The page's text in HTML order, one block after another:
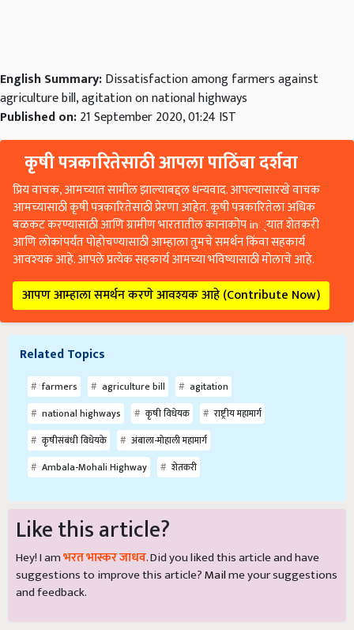
English Summary:Dissatisfaction among farmers against
agriculture bill, agitation on national highways
Published on:21 September 2020, 01:24 IST
कृषी पत्रकारितेसाठी आपला पाठिंबा दर्शवा
प्रिय वाचक, आमच्यात सामील झाल्याबद्दल धन्यवाद. आपल्यासारखे वाचक
आमच्यासाठी कृषी पत्रकारितेसाठी प्रेरणा आहेत. कृषी पत्रकारितेला अधिक
बळकट करण्यासाठी आणि ग्रामीण भारतातील कानाकोप in्यात शेतकरी
आणि लोकांपर्यंत पोहोचण्यासाठी आम्हाला तुमचे समर्थन किंवा सहकार्य
आवश्यक आहे. आपले प्रत्येक सहकार्य आमच्या भविष्यासाठी मोलाचे आहे.
आपण आम्हाला समर्थन करणे आवश्यक आहे (Contribute Now)
Related Topics
farmers agriculture bill
agitation
national highways
कृषी विधेयक
राष्ट्रीय महामार्ग
कृषीसंबंधी विधेयके
अंबाला-मोहाली महामार्ग
Ambala-Mohali Highway
शेतकरी
Like this article?
Hey! I amभरत भास्कर जाधव. Did you liked this article and have
suggestions to improve this article?Mailme your suggestions
and feedback.